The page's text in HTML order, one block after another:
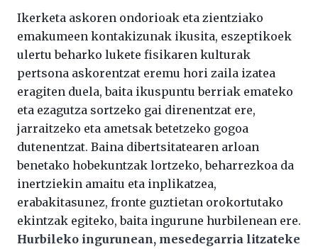
Ikerketa askoren ondorioak eta zientziako
emakumeen kontakizunak ikusita, eszeptikoek
ulertu beharko lukete fisikaren kulturak
pertsona askorentzat eremu hori zaila izatea
eragiten duela, baita ikuspuntu berriak emateko
eta ezagutza sortzeko gai direnentzat ere,
jarraitzeko eta ametsak betetzeko gogoa
dutenentzat. Baina dibertsitatearen arloan
benetako hobekuntzak lortzeko, beharrezkoa da
inertziekin amaitu eta inplikatzea,
erabakitasunez, fronte guztietan orokortutako
ekintzak egiteko, baita ingurune hurbilenean ere.
Hurbileko ingurunean, mesedegarria litzateke